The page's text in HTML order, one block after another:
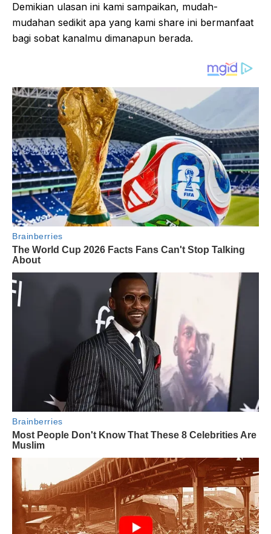
Demikian ulasan ini kami sampaikan, mudah-
mudahan sedikit apa yang kami share ini bermanfaat
bagi sobat kanalmu dimanapun berada.